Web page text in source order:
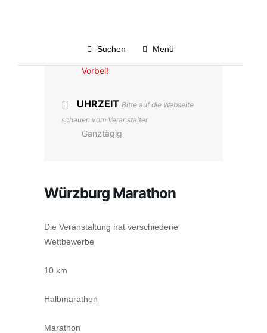
Suchen Menü
Vorbei!
UHRZEIT Bitte auf die Webseite
schauen vom Veranstalter
Ganztägig
Würzburg Marathon
Die Veranstaltung hat verschiedene
Wettbewerbe
10 km
Halbmarathon
Marathon